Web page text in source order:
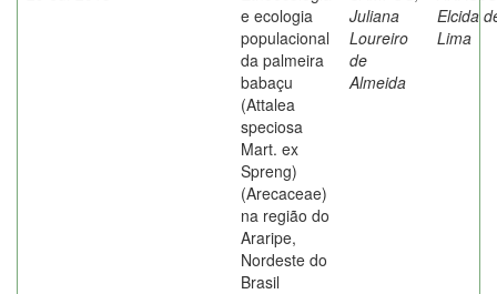
e ecologia
populacional
da palmeira
babaçu
(Attalea
speciosa
Mart. ex
Spreng)
(Arecaceae)
na região do
Araripe,
Nordeste do
Brasil
Juliana
Loureiro
de
Almeida
Elcida
Lima